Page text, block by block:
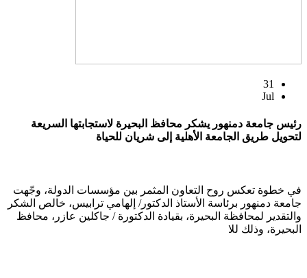
31
Jul
رئيس جامعة دمنهور يشكر محافظ البحيرة لاستجابتها السريعة
لتحويل طريق الجامعة الأهلية إلى شريان للحياة
في خطوة تعكس روح التعاون المثمر بين مؤسسات الدولة، وجّهت
جامعة دمنهور برئاسة الأستاذ الدكتور/ إلهامي ترابيس، خالص الشكر
والتقدير لمحافظة البحيرة، بقيادة الدكتورة / جاكلين عازر، محافظ
البحيرة، وذلك للا